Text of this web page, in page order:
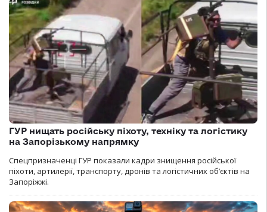
ГУР нищать російську піхоту, техніку та логістику
на Запорізькому напрямку
Спецпризначенці ГУР показали кадри знищення російської
піхоти, артилерії, транспорту, дронів та логістичних об’єктів на
Запоріжжі.